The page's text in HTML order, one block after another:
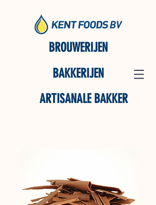
BROUWERIJEN
BAKKERIJEN
ARTISANALE BAKKER